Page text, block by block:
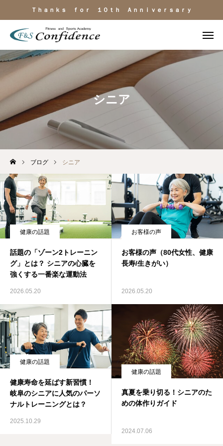
Ｔｈａｎｋｓ ｆｏｒ １０ｔｈ Ａｎｎｉｖｅｒｓａｒｙ
シニア
ブログ シニア
健康の話題
話題の「ゾーン2トレーニン
グ」とは？ シニアの心臓を
強くする一番楽な運動法
2026.05.20
お客様の声
お客様の声（80代女性、健康
長寿/生きがい）
2026.05.20
健康の話題
健康寿命を延ばす新習慣！
岐阜のシニアに人気のパーソ
ナルトレーニングとは？
2025.10.29
健康の話題
真夏を乗り切る！シニアのた
めの体作りガイド
2024.07.06
施設見学 ＬＩＮＥ相談
電話
施設のご紹介
運動目的
トレーナー紹介
アクセス